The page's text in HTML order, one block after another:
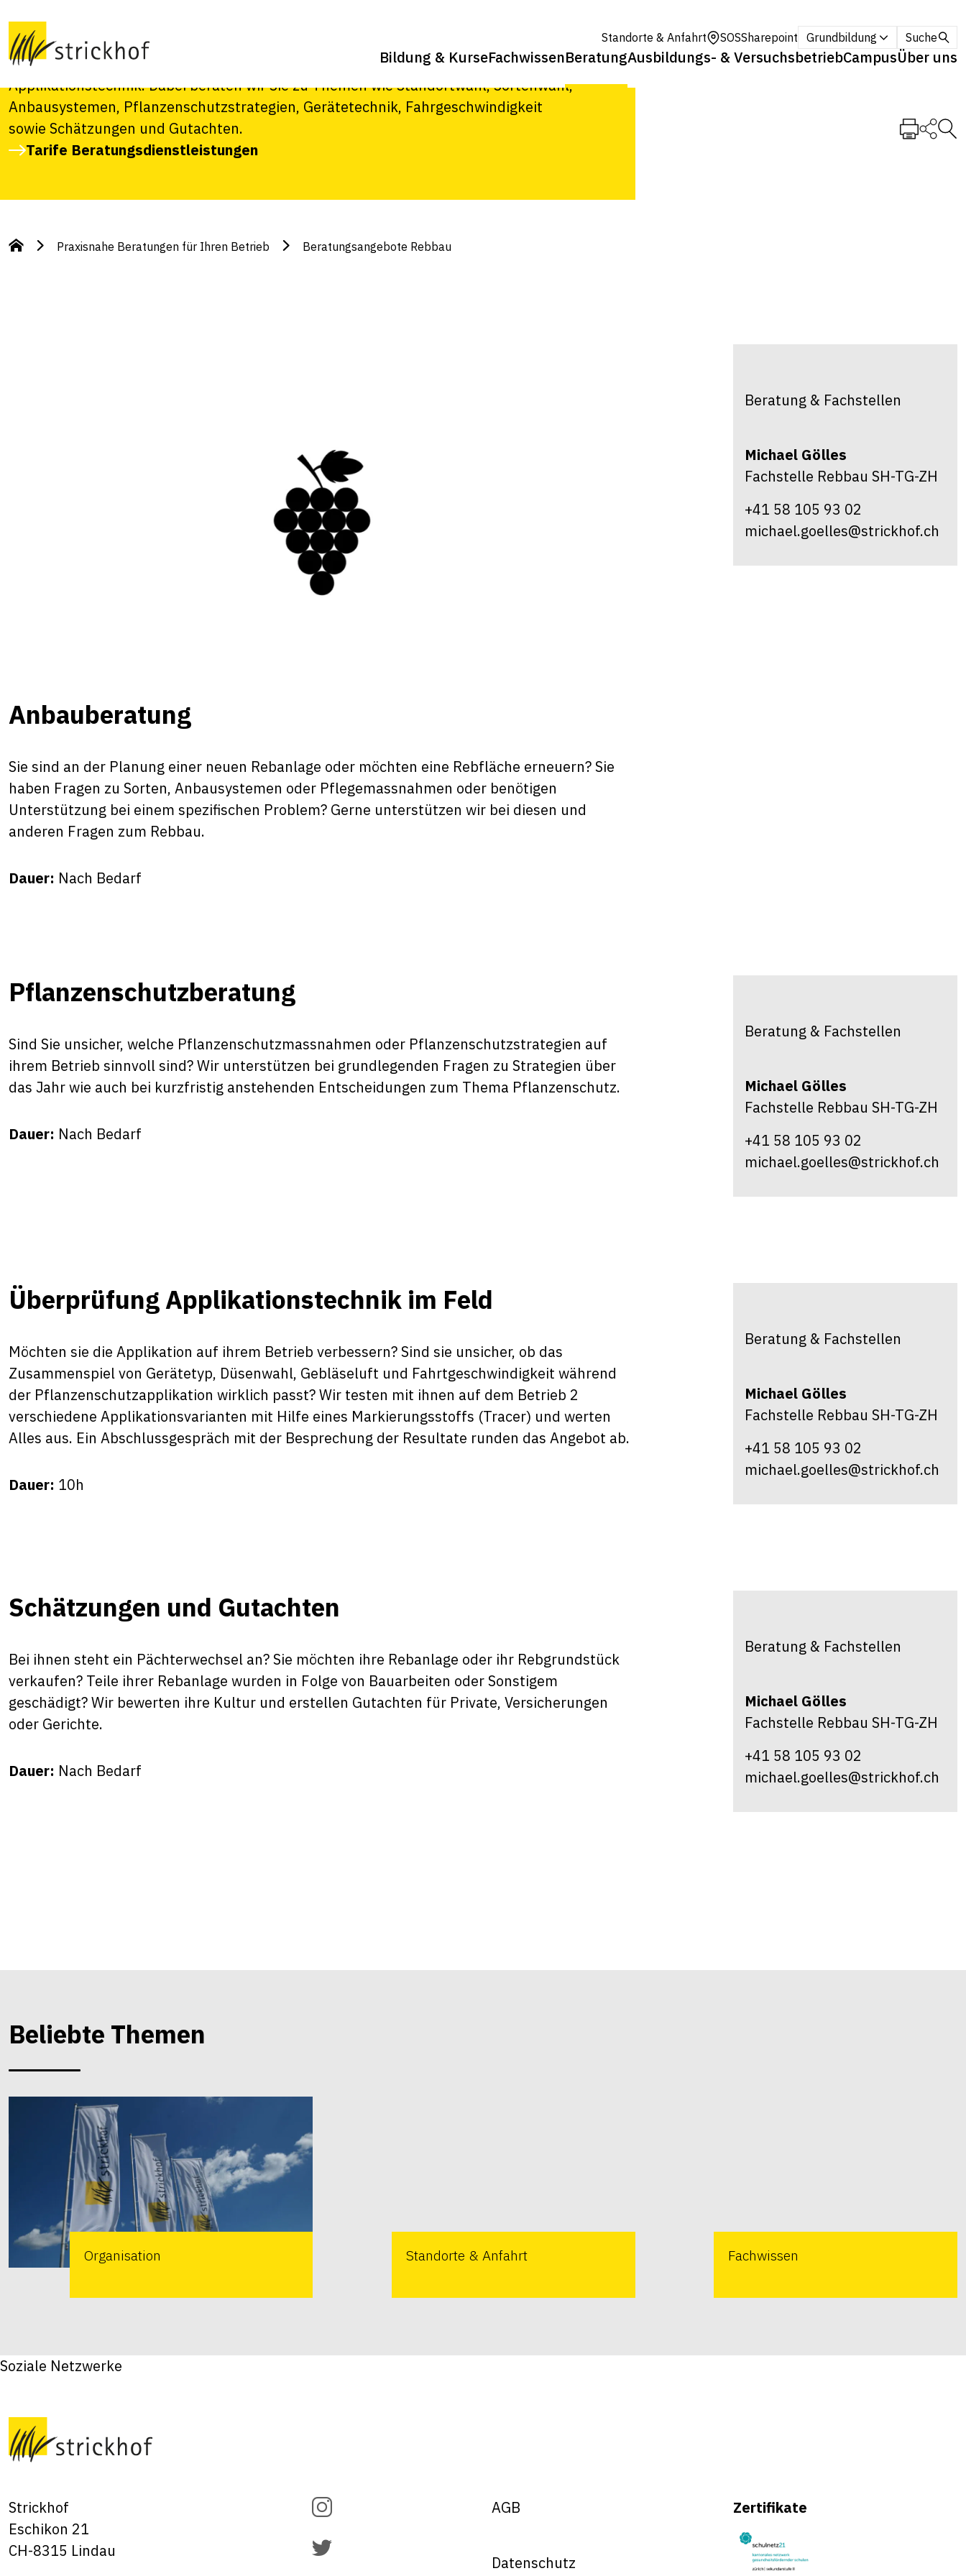
Standorte & Anfahrt SOSSharepoint Grundbildung Suche
Bildung & KurseFachwissenBeratungAusbildungs- & VersuchsbetriebCampusÜber uns
Möchten Sie Ihren Rebbaubetrieb gezielt weiterentwickeln oder eine neue Rebanlage
professionell planen? Wir unterstützen Sie bei Fragen rund um Anbau,
Pflanzenschutz und Kulturführung sowie bei der Optimierung der
Applikationstechnik. Dabei beraten wir Sie zu Themen wie Standortwahl, Sortenwahl,
Anbausystemen, Pflanzenschutzstrategien, Gerätetechnik, Fahrgeschwindigkeit
sowie Schätzungen und Gutachten.
Tarife Beratungsdienstleistungen
Praxisnahe Beratungen für Ihren Betrieb Beratungsangebote Rebbau
Anbauberatung
Sie sind an der Planung einer neuen Rebanlage oder möchten eine Rebfläche erneuern? Sie
haben Fragen zu Sorten, Anbausystemen oder Pflegemassnahmen oder benötigen
Unterstützung bei einem spezifischen Problem? Gerne unterstützen wir bei diesen und
anderen Fragen zum Rebbau.
Dauer: Nach Bedarf
Beratung & Fachstellen
Michael Gölles
Fachstelle Rebbau SH-TG-ZH
+41 58 105 93 02
michael.goelles@strickhof.ch
Pflanzenschutzberatung
Sind Sie unsicher, welche Pflanzenschutzmassnahmen oder Pflanzenschutzstrategien auf
ihrem Betrieb sinnvoll sind? Wir unterstützen bei grundlegenden Fragen zu Strategien über
das Jahr wie auch bei kurzfristig anstehenden Entscheidungen zum Thema Pflanzenschutz.
Dauer: Nach Bedarf
Beratung & Fachstellen
Michael Gölles
Fachstelle Rebbau SH-TG-ZH
+41 58 105 93 02
michael.goelles@strickhof.ch
Überprüfung Applikationstechnik im Feld
Möchten sie die Applikation auf ihrem Betrieb verbessern? Sind sie unsicher, ob das
Zusammenspiel von Gerätetyp, Düsenwahl, Gebläseluft und Fahrtgeschwindigkeit während
der Pflanzenschutzapplikation wirklich passt? Wir testen mit ihnen auf dem Betrieb 2
verschiedene Applikationsvarianten mit Hilfe eines Markierungsstoffs (Tracer) und werten
Alles aus. Ein Abschlussgespräch mit der Besprechung der Resultate runden das Angebot ab.
Dauer: 10h
Beratung & Fachstellen
Michael Gölles
Fachstelle Rebbau SH-TG-ZH
+41 58 105 93 02
michael.goelles@strickhof.ch
Schätzungen und Gutachten
Bei ihnen steht ein Pächterwechsel an? Sie möchten ihre Rebanlage oder ihr Rebgrundstück
verkaufen? Teile ihrer Rebanlage wurden in Folge von Bauarbeiten oder Sonstigem
geschädigt? Wir bewerten ihre Kultur und erstellen Gutachten für Private, Versicherungen
oder Gerichte.
Dauer: Nach Bedarf
Beratung & Fachstellen
Michael Gölles
Fachstelle Rebbau SH-TG-ZH
+41 58 105 93 02
michael.goelles@strickhof.ch
Beliebte Themen
Organisation Standorte & Anfahrt Fachwissen
Soziale Netzwerke
Strickhof
Eschikon 21
CH-8315 Lindau
AGB
Datenschutz
Zertifikate